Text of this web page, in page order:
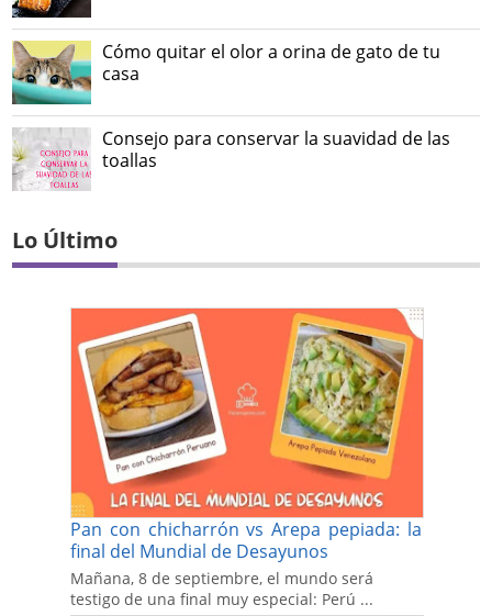
Cómo quitar el olor a orina de gato de tu
casa
Consejo para conservar la suavidad de las
toallas
Lo Último
Pan con chicharrón vs Arepa pepiada: la
final del Mundial de Desayunos
Mañana, 8 de septiembre, el mundo será
testigo de una final muy especial: Perú ...